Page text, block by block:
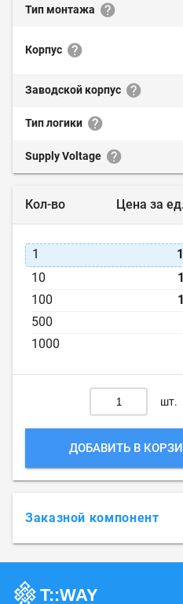
Тип монтажа
Корпус
Заводской корпус
Тип логики
Supply Voltage
Кол-во Цена за
1
10
100
500
1000
шт.
ДОБАВИТЬ В
Заказной компонент